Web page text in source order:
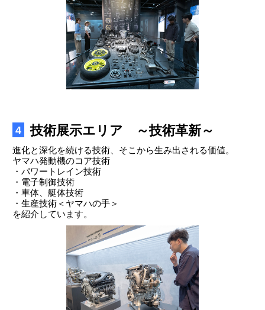
4 技術展示エリア ～技術革新～
進化と深化を続ける技術、そこから生み出される価値。
ヤマハ発動機のコア技術
・パワートレイン技術
・電子制御技術
・車体、艇体技術
・生産技術＜ヤマハの手＞
を紹介しています。